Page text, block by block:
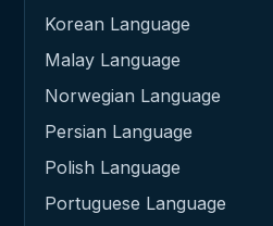
Korean Language
Malay Language
Norwegian Language
Persian Language
Polish Language
Portuguese Language